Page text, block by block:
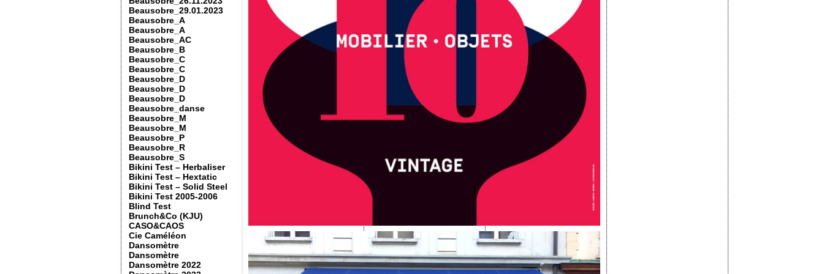
Beausobre_29.01.2023
Beausobre_A
Beausobre_A
Beausobre_AC
Beausobre_B
Beausobre_C
Beausobre_C
Beausobre_D
Beausobre_D
Beausobre_D
Beausobre_danse
Beausobre_M
Beausobre_M
Beausobre_P
Beausobre_R
Beausobre_S
Bikini Test – Herbaliser
Bikini Test – Hextatic
Bikini Test – Solid Steel
Bikini Test 2005-2006
Blind Test
Brunch&Co (KJU)
CASO&CAOS
Cie Caméléon
Dansomètre
Dansomètre
Dansomètre 2022